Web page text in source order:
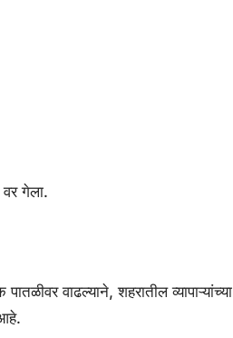
गेला.
वाढल्याने, शहरातील व्यापाऱ्यांच्या